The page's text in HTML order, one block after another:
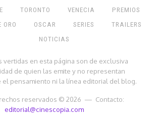
TORONTO VENECIA
PREMIOS
ORO
OSCAR SERIES
TRAILERS
NOTICIAS
vertidas en esta página son de exclusiva
de quien las emite y no representan
el pensamiento ni la línea editorial del blog.
reservados © 2026 — Contacto:
editorial@cinescopia.com